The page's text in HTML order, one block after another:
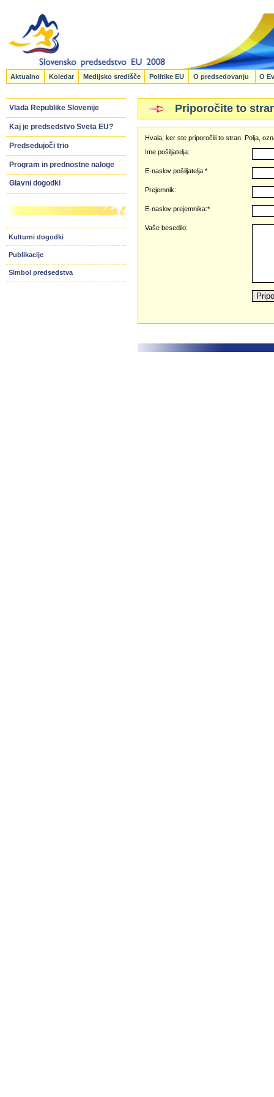
Aktualno Koledar Medijsko središče Politike EU O predsedovanju O
Vlada Republike Slovenije
Kaj je predsedstvo Sveta EU?
Predsedujoči trio
Program in prednostne naloge
Glavni dogodki
Kulturni dogodki
Publikacije
Simbol predsedstva
Priporočite to
Hvala, ker ste priporočili to stran. Polja,
Ime pošiljatelja:
E-naslov pošiljatelja:*
Prejemnik:
E-naslov prejemnika:*
Vaše besedilo: